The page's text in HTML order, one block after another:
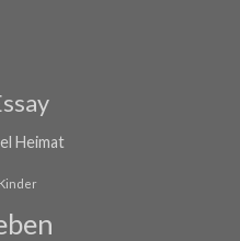
Heimat
Kinder